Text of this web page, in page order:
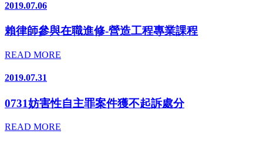
2019.07.06
賴律師參與在職進修-營造工程專業課程
READ MORE
2019.07.31
0731妨害性自主罪案件獲不起訴處分
READ MORE